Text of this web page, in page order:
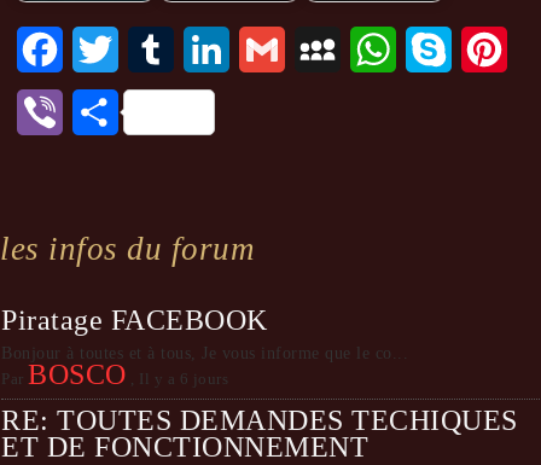
FacebookTwitter Tumblr LinkedInGmail MySpaceWhatsAppSkype
Viber Partager
les infos du forum
Piratage FACEBOOK
Bonjour à toutes et à tous, Je vous informe que le co...
Par BOSCO , Il y a 6 jours
RE: TOUTES DEMANDES TECHIQUES
ET DE FONCTIONNEMENT